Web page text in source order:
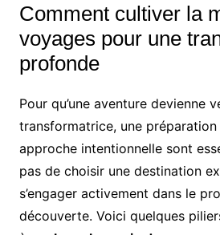
Comment cultiver la
voyages pour une
profonde
Pour qu’une aventure devienne
transformatrice, une
approche intentionnelle sont
pas de choisir une destination
s’engager activement dans le
découverte. Voici quelques